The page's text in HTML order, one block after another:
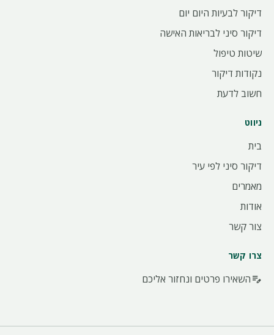
דיקור לבעיות היום יום
דיקור סיני לבריאות האישה
שיטות טיפול
נקודות דיקור
חשוב לדעת
ניווט
בית
דיקור סיני לפי עיר
מאמרים
אודות
צור קשר
צרו קשר
edit_noteהשאירו פרטים ונחזור אליכם